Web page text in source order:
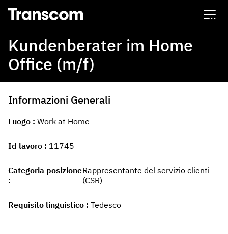
Transcom
Kundenberater im Home
Office (m/f)
Informazioni Generali
Luogo Work at Home
Id lavoro 11745
Categoria posizioneRappresentante del servizio clienti
(CSR)
Requisito linguistico Tedesco